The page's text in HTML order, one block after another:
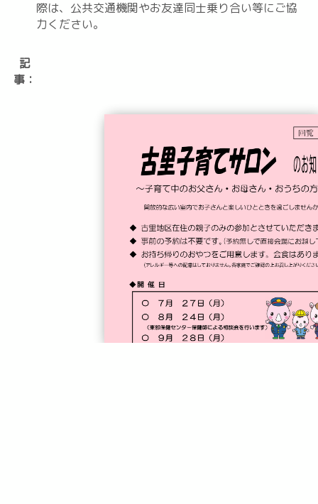
際は、公共交通機関やお友達同士乗り合い等にご協
力ください。
記
事：